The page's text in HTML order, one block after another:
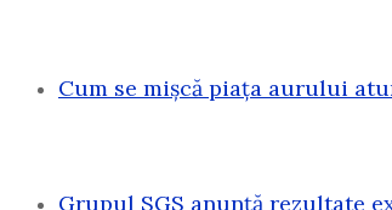
Cum se mișcă piața aurului
Grupul SGS anunță rezultate